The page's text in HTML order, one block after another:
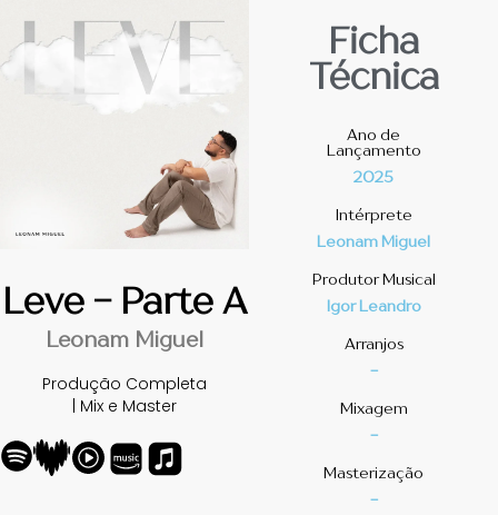
Leve - Parte A
Leonam Miguel
Produção Completa
| Mix e Master
Ficha
Técnica
Ano de
Lançamento
2025
Intérprete
Leonam Miguel
Produtor Musical
Igor Leandro
Arranjos
-
Mixagem
-
Masterização
-